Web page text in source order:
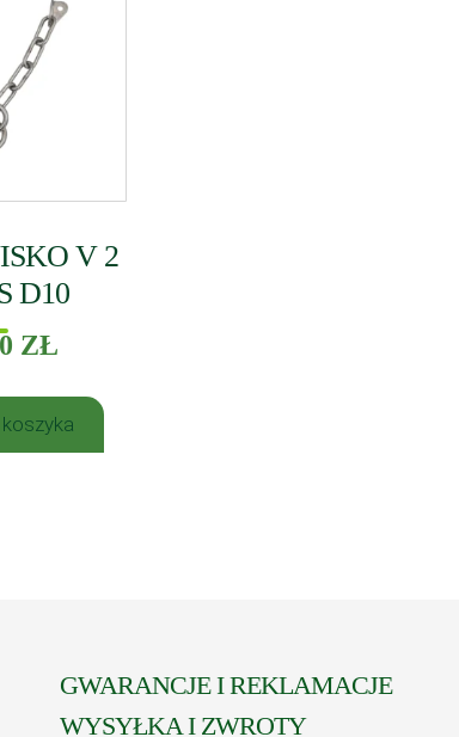
V 2
D10
ZŁ
GWARANCJE I REKLAMACJE
WYSYŁKA I ZWROTY